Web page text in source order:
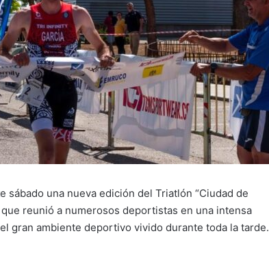
sábado una nueva edición del Triatlón “Ciudad de
reunió a numerosos deportistas en una intensa
gran ambiente deportivo vivido durante toda la tarde.